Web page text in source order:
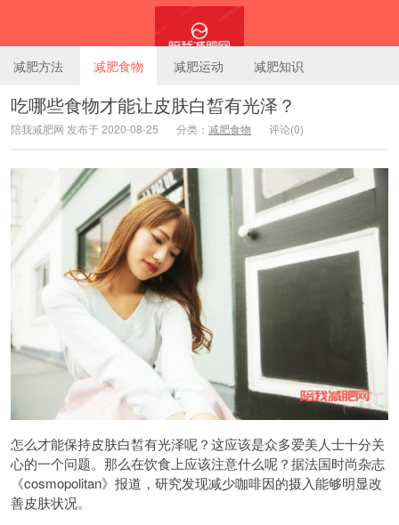
陪我减肥网
减肥方法 减肥食物 减肥运动 减肥知识
吃哪些食物才能让皮肤白皙有光泽？
陪我减肥网 发布于 2020-08-25 分类： 减肥食物 评论(0)
怎么才能保持皮肤白皙有光泽呢？这应该是众多爱美人士十分关
心的一个问题。那么在饮食上应该注意什么呢？据法国时尚杂志
《cosmopolitan》报道，研究发现减少咖啡因的摄入能够明显改
善皮肤状况。